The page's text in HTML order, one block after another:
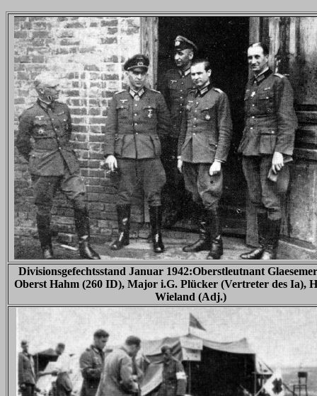
Divisionsgefechtsstand Januar 1942:Oberstleutnant
Oberst Hahm (260 ID), Major i.G. Plücker (Vertreter des Ia),
Wieland (Adj.)